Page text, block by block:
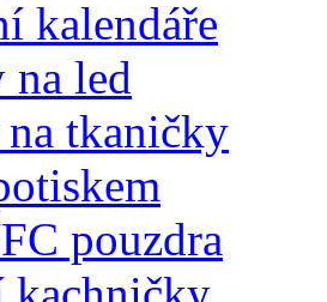
kalendáře
na led
tkaničky
pouzdra